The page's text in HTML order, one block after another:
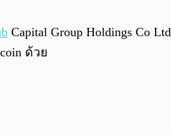
Capital Group Holdings Co
ด้วย